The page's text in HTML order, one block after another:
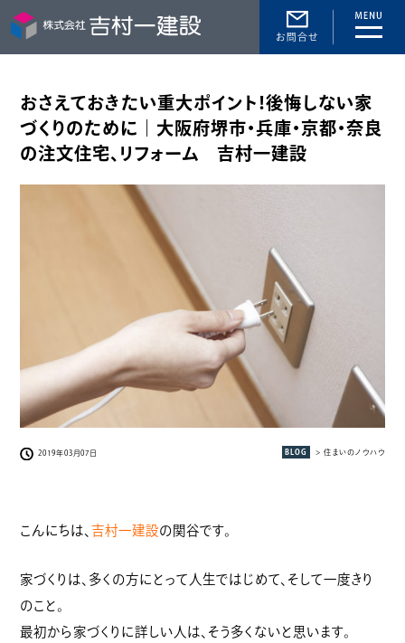
toggle
おさえておきたい重大ポイント！後悔しない家
づくりのために｜大阪府堺市・兵庫・京都・奈良
の注文住宅、リフォーム 吉村一建設
2019年03月07日 BLOG > 住まいのノウハウ
こんにちは、吉村一建設の関谷です。
家づくりは、多くの方にとって人生ではじめて、そして一度きり
のこと。
最初から家づくりに詳しい人は、そう多くないと思います。